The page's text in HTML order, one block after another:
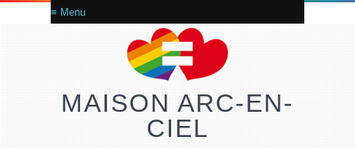
MAISON ARC-EN-
CIEL